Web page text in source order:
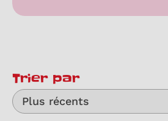
Trier par
Plus récents